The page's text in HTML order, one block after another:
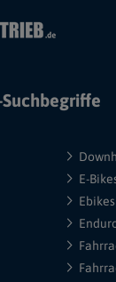
E-
Ebikes